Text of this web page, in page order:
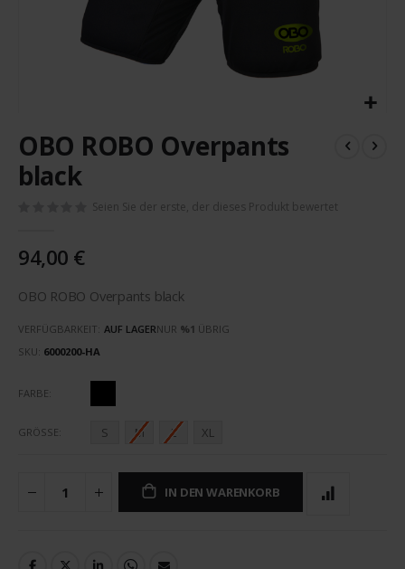
Anfang
der
Bildergalerie
OBO ROBO Overpants
black
Seien Sie der erste, der dieses Produkt bewertet
94,00 €
OBO ROBO Overpants black
VERFÜGBARKEIT: AUF LAGERNUR %1 ÜBRIG
SKU 6000200-HA
FARBE
GRÖSSE S M L XL
IN DEN WARENKORB